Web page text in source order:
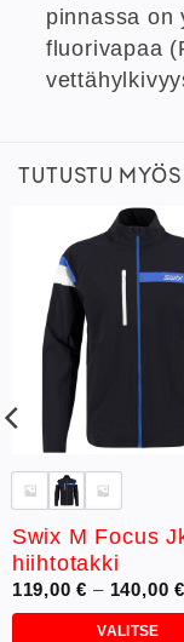
pinnassa on
fluorivapaa
TUTUSTU MYÖS
Swix M Focus
hiihtotakki
119,00€ – 140,00€
VALITSE